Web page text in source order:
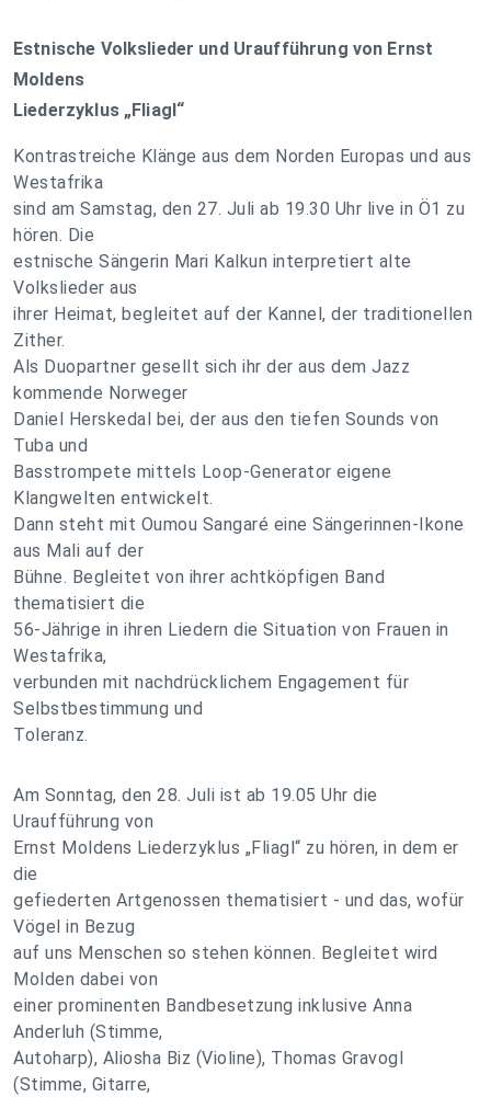
Estnische Volkslieder und Uraufführung von Ernst
Moldens
Liederzyklus „Fliagl“
Kontrastreiche Klänge aus dem Norden Europas und aus
Westafrika
sind am Samstag, den 27. Juli ab 19.30 Uhr live in Ö1 zu
hören. Die
estnische Sängerin Mari Kalkun interpretiert alte
Volkslieder aus
ihrer Heimat, begleitet auf der Kannel, der traditionellen
Zither.
Als Duopartner gesellt sich ihr der aus dem Jazz
kommende Norweger
Daniel Herskedal bei, der aus den tiefen Sounds von
Tuba und
Basstrompete mittels Loop-Generator eigene
Klangwelten entwickelt.
Dann steht mit Oumou Sangaré eine Sängerinnen-Ikone
aus Mali auf der
Bühne. Begleitet von ihrer achtköpfigen Band
thematisiert die
56-Jährige in ihren Liedern die Situation von Frauen in
Westafrika,
verbunden mit nachdrücklichem Engagement für
Selbstbestimmung und
Toleranz.
Am Sonntag, den 28. Juli ist ab 19.05 Uhr die
Uraufführung von
Ernst Moldens Liederzyklus „Fliagl“ zu hören, in dem er
die
gefiederten Artgenossen thematisiert - und das, wofür
Vögel in Bezug
auf uns Menschen so stehen können. Begleitet wird
Molden dabei von
einer prominenten Bandbesetzung inklusive Anna
Anderluh (Stimme,
Autoharp), Aliosha Biz (Violine), Thomas Gravogl
(Stimme, Gitarre,